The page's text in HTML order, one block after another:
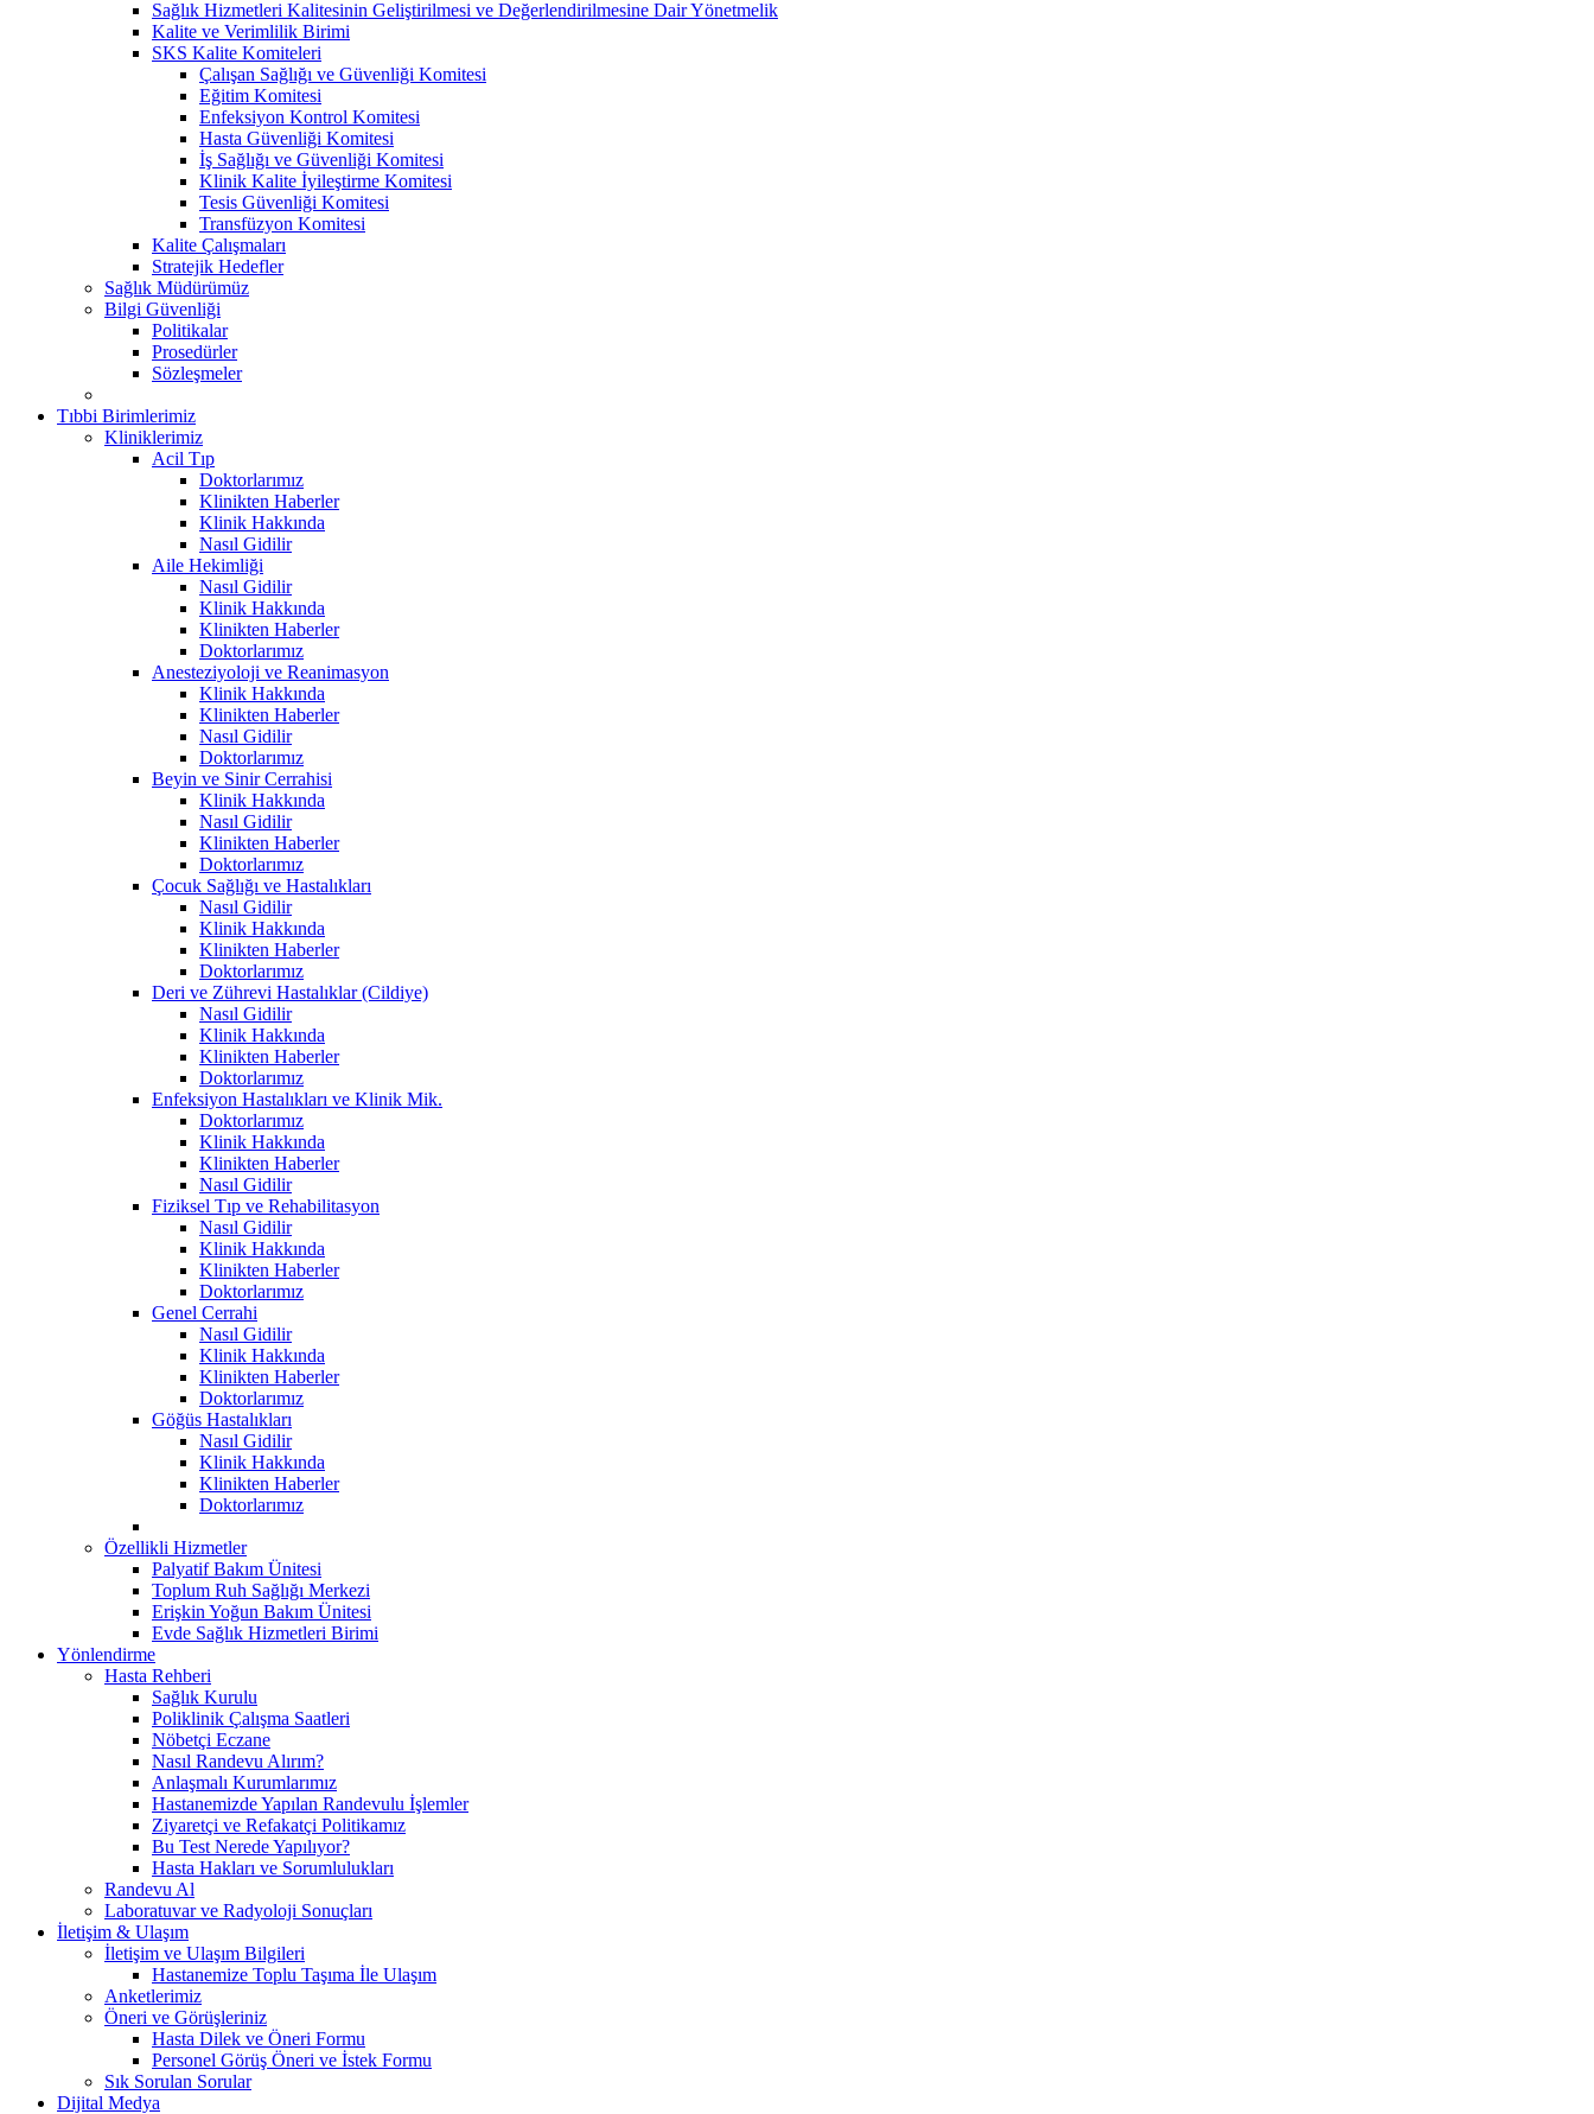
Sağlık Hizmetleri Kalitesinin Geliştirilmesi ve Değerlendirilmesine Dair Yönetmelik
Kalite ve Verimlilik Birimi
SKS Kalite Komiteleri
Çalışan Sağlığı ve Güvenliği Komitesi
Eğitim Komitesi
Enfeksiyon Kontrol Komitesi
Hasta Güvenliği Komitesi
İş Sağlığı ve Güvenliği Komitesi
Klinik Kalite İyileştirme Komitesi
Tesis Güvenliği Komitesi
Transfüzyon Komitesi
Kalite Çalışmaları
Stratejik Hedefler
Sağlık Müdürümüz
Bilgi Güvenliği
Politikalar
Prosedürler
Sözleşmeler
Tıbbi Birimlerimiz
Kliniklerimiz
Acil Tıp
Doktorlarımız
Klinikten Haberler
Klinik Hakkında
Nasıl Gidilir
Aile Hekimliği
Nasıl Gidilir
Klinik Hakkında
Klinikten Haberler
Doktorlarımız
Anesteziyoloji ve Reanimasyon
Klinik Hakkında
Klinikten Haberler
Nasıl Gidilir
Doktorlarımız
Beyin ve Sinir Cerrahisi
Klinik Hakkında
Nasıl Gidilir
Klinikten Haberler
Doktorlarımız
Çocuk Sağlığı ve Hastalıkları
Nasıl Gidilir
Klinik Hakkında
Klinikten Haberler
Doktorlarımız
Deri ve Zührevi Hastalıklar (Cildiye)
Nasıl Gidilir
Klinik Hakkında
Klinikten Haberler
Doktorlarımız
Enfeksiyon Hastalıkları ve Klinik Mik.
Doktorlarımız
Klinik Hakkında
Klinikten Haberler
Nasıl Gidilir
Fiziksel Tıp ve Rehabilitasyon
Nasıl Gidilir
Klinik Hakkında
Klinikten Haberler
Doktorlarımız
Genel Cerrahi
Nasıl Gidilir
Klinik Hakkında
Klinikten Haberler
Doktorlarımız
Göğüs Hastalıkları
Nasıl Gidilir
Klinik Hakkında
Klinikten Haberler
Doktorlarımız
Özellikli Hizmetler
Palyatif Bakım Ünitesi
Toplum Ruh Sağlığı Merkezi
Erişkin Yoğun Bakım Ünitesi
Evde Sağlık Hizmetleri Birimi
Yönlendirme
Hasta Rehberi
Sağlık Kurulu
Poliklinik Çalışma Saatleri
Nöbetçi Eczane
Nasıl Randevu Alırım?
Anlaşmalı Kurumlarımız
Hastanemizde Yapılan Randevulu İşlemler
Ziyaretçi ve Refakatçi Politikamız
Bu Test Nerede Yapılıyor?
Hasta Hakları ve Sorumlulukları
Randevu Al
Laboratuvar ve Radyoloji Sonuçları
İletişim & Ulaşım
İletişim ve Ulaşım Bilgileri
Hastanemize Toplu Taşıma İle Ulaşım
Anketlerimiz
Öneri ve Görüşleriniz
Hasta Dilek ve Öneri Formu
Personel Görüş Öneri ve İstek Formu
Sık Sorulan Sorular
Dijital Medya